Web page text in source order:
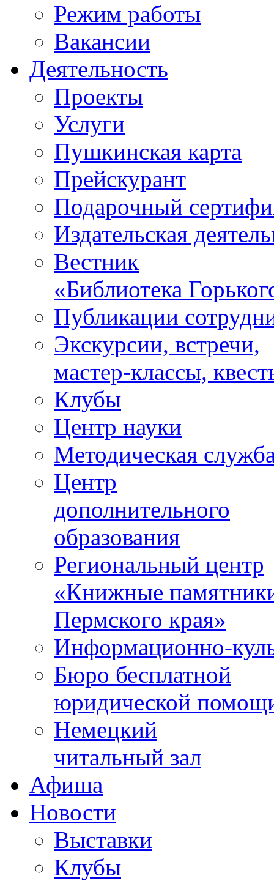
Режим работы
Вакансии
Деятельность
Проекты
Услуги
Пушкинская карта
Прейскурант
Подарочный
Издательская
Вестник
«Библиотека
Публикации
Экскурсии, встречи,
мастер-классы,
Клубы
Центр науки
Методическая
Центр
дополнительного
образования
Региональный центр
«Книжные
Пермского края»
Информационно-
Бюро бесплатной
юридической
Немецкий
читальный зал
Афиша
Новости
Выставки
Клубы